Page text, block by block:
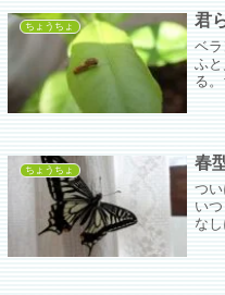
ちょうちょ 君
ベ
ふ
る
ちょうちょ 春
つ
い
な